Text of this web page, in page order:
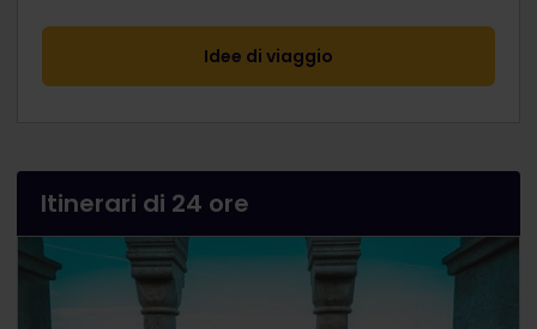
Idee di viaggio
Itinerari di 24 ore